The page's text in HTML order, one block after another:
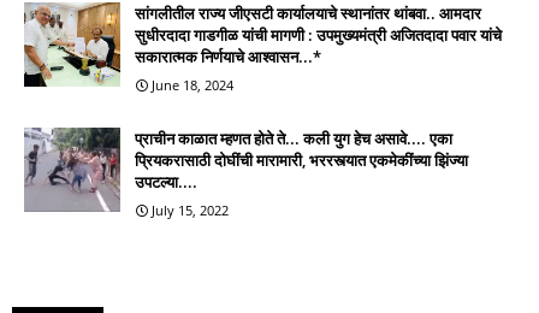
सांगलीतील राज्य जीएसटी कार्यालयाचे स्थानांतर थांबवा.. आमदार
सुधीरदादा गाडगीळ यांची मागणी : उपमुख्यमंत्री अजितदादा पवार यांचे
सकारात्मक निर्णयाचे आश्वासन...*
June 18, 2024
प्राचीन काळात म्हणत होते ते... कली युग हेच असावे.... एका
प्रियकरासाठी दोघींची मारामारी, भररस्त्यात एकमेकींच्या झिंज्या
उपटल्या....
July 15, 2022